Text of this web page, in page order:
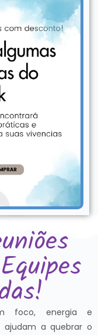
foco, energia e
ajudam a quebrar o